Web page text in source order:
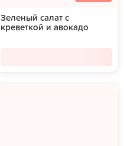
Зеленый салат с
креветкой и авокадо